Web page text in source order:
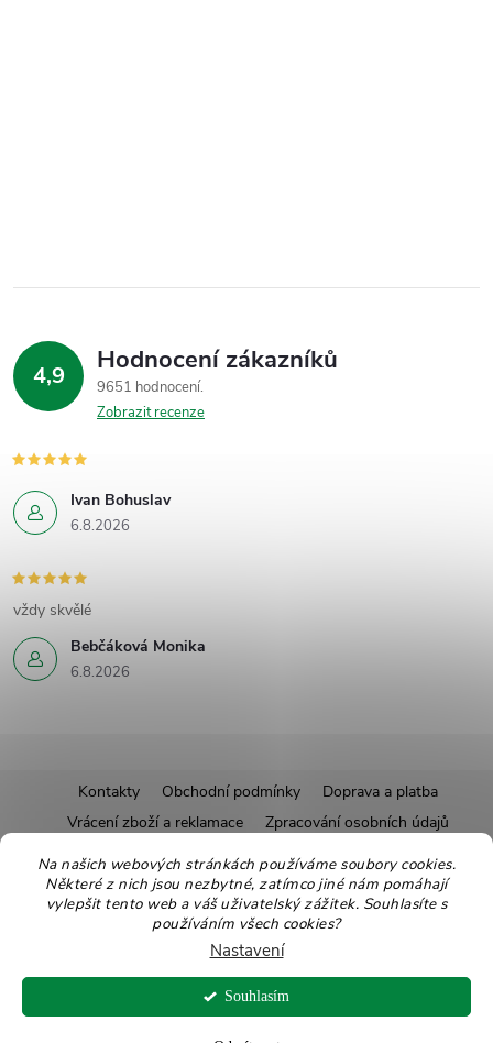
Na našich webových stránkách používáme soubory cookies.
Některé z nich jsou nezbytné, zatímco jiné nám pomáhají
vylepšit tento web a váš uživatelský zážitek. Souhlasíte s
používáním všech cookies?
Nastavení
Souhlasím
4,9 Hodnocení zákazníků
9651 hodnocení
Zobrazit recenze
Ivan Bohuslav
6.8.2026
Bebčáková Monika
6.8.2026
vždy skvělé
á
Kontakty Obchodní podmínky
Doprava a platba
Vrácení zboží a reklamace
Zpracování osobních údajů
Pravidla soutěží
Affiliate program
Recepty
Pro nové dodavatele
Ekologické balení Moje objednávka
Copyright 2026Zdravoslav. Všechna práva vyhrazena.Upravit nastavení
cookies